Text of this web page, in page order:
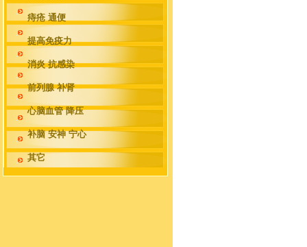
痔疮 通便
提高免疫力
消炎 抗感染
前列腺 补肾
心脑血管 降压
补脑 安神 宁心
其它